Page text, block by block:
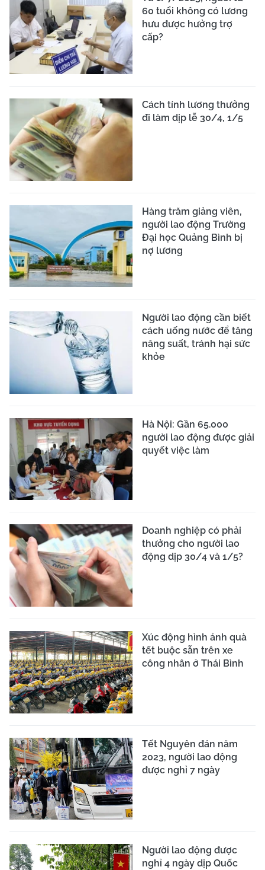
60 tuổi không có lương
hưu được hưởng trợ
cấp?
Cách tính lương thưởng
đi làm dịp lễ 30/4, 1/5
Hàng trăm giảng viên,
người lao động Trường
Đại học Quảng Bình bị
nợ lương
Người lao động cần biết
cách uống nước để tăng
năng suất, tránh hại sức
khỏe
Hà Nội: Gần 65.000
người lao động được giải
quyết việc làm
Doanh nghiệp có phải
thưởng cho người lao
động dịp 30/4 và 1/5?
Xúc động hình ảnh quà
tết buộc sẵn trên xe
công nhân ở Thái Bình
Tết Nguyên đán năm
2023, người lao động
được nghỉ 7 ngày
Người lao động được
nghỉ 4 ngày dịp Quốc